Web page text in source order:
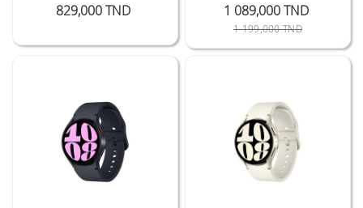
829,000 TND
1 089,000 TND
1 199,000 TNDPrix Public
Prix